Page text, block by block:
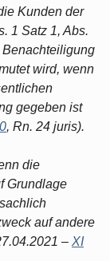
Kunden der
1 Satz 1, Abs.
wird, wenn
gegeben ist
, Rn. 24 juris).
die
Grundlage
auf andere
– XI